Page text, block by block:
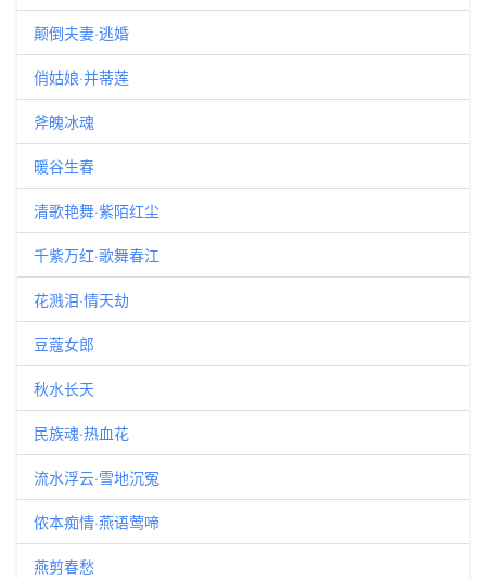
颠倒夫妻·逃婚
俏姑娘·并蒂莲
斧魄冰魂
暖谷生春
清歌艳舞·紫陌红尘
千紫万红·歌舞春江
花溅泪·情天劫
豆蔻女郎
秋水长天
民族魂·热血花
流水浮云·雪地沉冤
侬本痴情·燕语莺啼
燕剪春愁